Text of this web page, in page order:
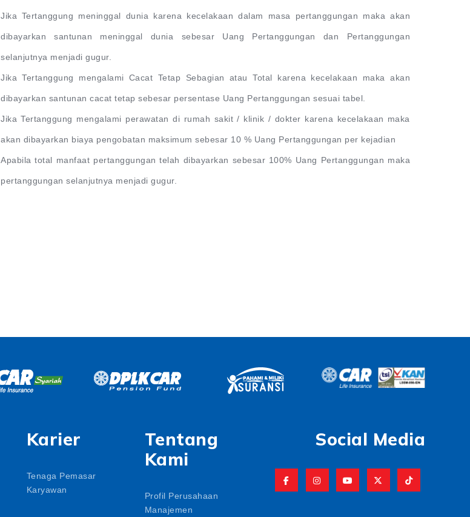
Jika Tertanggung meninggal dunia karena kecelakaan dalam masa pertanggungan maka akan
dibayarkan santunan meninggal dunia sebesar Uang Pertanggungan dan Pertanggungan
selanjutnya menjadi gugur.
Jika Tertanggung mengalami Cacat Tetap Sebagian atau Total karena kecelakaan maka akan
dibayarkan santunan cacat tetap sebesar persentase Uang Pertanggungan sesuai tabel.
Jika Tertanggung mengalami perawatan di rumah sakit / klinik / dokter karena kecelakaan maka
akan dibayarkan biaya pengobatan maksimum sebesar 10 % Uang Pertanggungan per kejadian
Apabila total manfaat pertanggungan telah dibayarkan sebesar 100% Uang Pertanggungan maka
pertanggungan selanjutnya menjadi gugur.
Karier
Tenaga Pemasar
Karyawan
Tentang
Kami
Profil Perusahaan
Manajemen
Social Media